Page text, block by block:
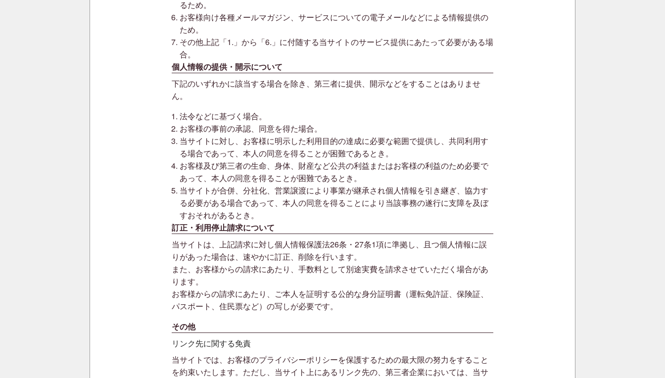
るため。
お客様向け各種メールマガジン、サービスについての電子メールなどによる情報提供の
ため。
その他上記「1.」から「6.」に付随する当サイトのサービス提供にあたって必要がある場
合。
個人情報の提供・開示について
下記のいずれかに該当する場合を除き、第三者に提供、開示などをすることはありませ
ん。
法令などに基づく場合。
お客様の事前の承認、同意を得た場合。
当サイトに対し、お客様に明示した利用目的の達成に必要な範囲で提供し、共同利用す
る場合であって、本人の同意を得ることが困難であるとき。
お客様及び第三者の生命、身体、財産など公共の利益またはお客様の利益のため必要で
あって、本人の同意を得ることが困難であるとき。
当サイトが合併、分社化、営業譲渡により事業が継承され個人情報を引き継ぎ、協力す
る必要がある場合であって、本人の同意を得ることにより当該事務の遂行に支障を及ぼ
すおそれがあるとき。
訂正・利用停止請求について
当サイトは、上記請求に対し個人情報保護法26条・27条1項に準拠し、且つ個人情報に誤
りがあった場合は、速やかに訂正、削除を行います。
また、お客様からの請求にあたり、手数料として別途実費を請求させていただく場合があ
ります。
お客様からの請求にあたり、ご本人を証明する公的な身分証明書（運転免許証、保険証、
パスポート、住民票など）の写しが必要です。
その他
リンク先に関する免責
当サイトでは、お客様のプライバシーポリシーを保護するための最大限の努力をすること
を約束いたします。ただし、当サイト上にあるリンク先の、第三者企業においては、当サ